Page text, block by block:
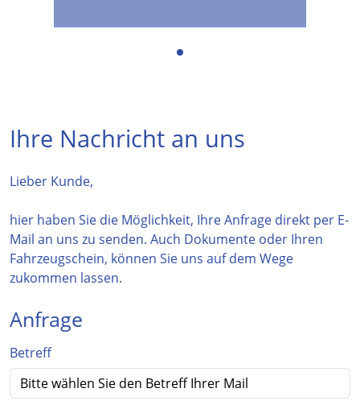
Ihre Nachricht an uns
Lieber Kunde,
hier haben Sie die Möglichkeit, Ihre Anfrage direkt per E-
Mail an uns zu senden. Auch Dokumente oder Ihren
Fahrzeugschein, können Sie uns auf dem Wege
zukommen lassen.
Anfrage
Betreff